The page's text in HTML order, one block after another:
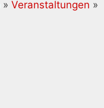
» Veranstaltungen »